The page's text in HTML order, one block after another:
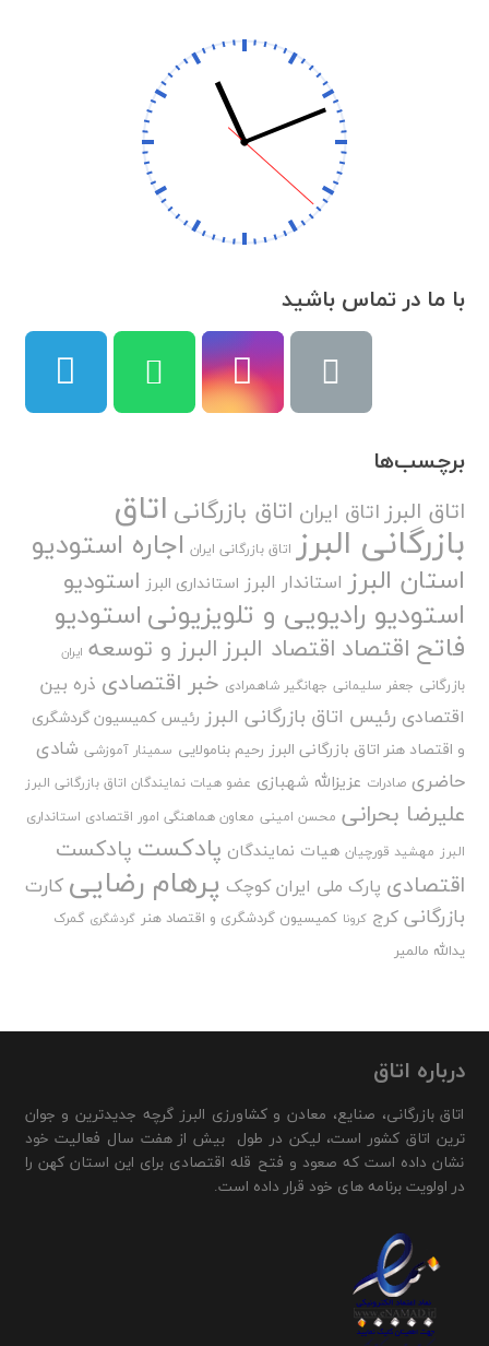
با ما در تماس باشید
برچسب‌ها
اتاق البرز اتاق ایران اتاق بازرگانی اتاق
بازرگانی البرز اتاق بازرگانی ایران اجاره استودیو
استان البرز استاندار البرز استانداری البرز استودیو
استودیو رادیویی و تلویزیونیاستودیو
فاتح اقتصاد اقتصاد البرزالبرز و توسعه ایران
بازرگانی جعفر سلیمانی جهانگیر شاهمرادی خبر اقتصادی ذره بین
اقتصادی رئیس اتاق بازرگانی البرز رئیس کمیسیون گردشگری
و اقتصاد هنر اتاق بازرگانی البرز رحیم بنامولایی سمینار آموزشی شادی
حاضری صادرات عزیزالله شهبازی عضو هیات نمایندگان اتاق بازرگانی البرز
علیرضا بحرانی محسن امینی معاون هماهنگی امور اقتصادی استانداری
البرز مهشید قورچیان هیات نمایندگان پادکست پادکست
اقتصادی پارک ملی ایران کوچک پرهام رضایی کارت
بازرگانی کرج کرونا کمیسیون گردشگری و اقتصاد هنر گردشگری گمرک
یدالله مالمیر
درباره اتاق
اتاق بازرگانی، صنایع، معادن و کشاورزی البرز گرچه جدیدترین و جوان
ترین اتاق کشور است، لیکن در طول بیش از هفت سال فعالیت خود
نشان داده است که صعود و فتح قله اقتصادی برای این استان کهن را
در اولویت برنامه های خود قرار داده است.